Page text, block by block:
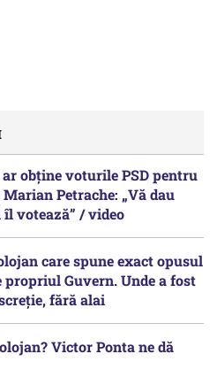
ar obține voturile PSD pentru
Petrache: „Vă dau
votează” / video
care spune exact opusul
propriul Guvern. Unde a fost
fără alai
Victor Ponta ne dă